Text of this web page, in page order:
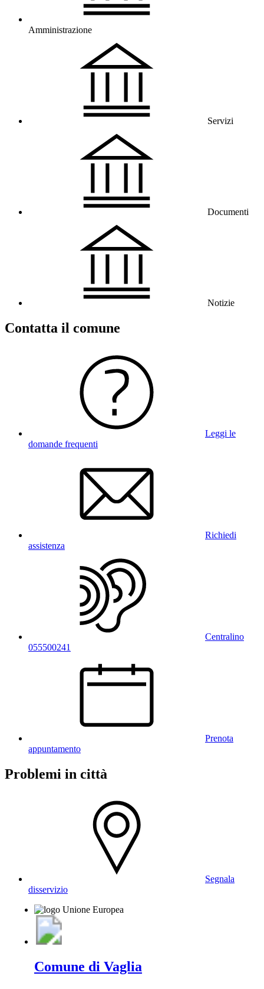
Amministrazione
Servizi
Documenti
Notizie
Contatta il comune
Leggi le
domande frequenti
Richiedi
assistenza
Centralino
055500241
Prenota
appuntamento
Problemi in città
Segnala
disservizio
Comune di Vaglia